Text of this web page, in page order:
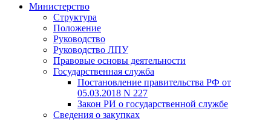
Министерство
Структура
Положение
Руководство
Руководство ЛПУ
Правовые основы деятельности
Государственная служба
Постановление правительства РФ от
05.03.2018 N 227
Закон РИ о государственной службе
Сведения о закупках